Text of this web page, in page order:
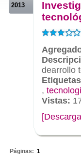
2013
dearrollo
,
Vistas:
Páginas: 1